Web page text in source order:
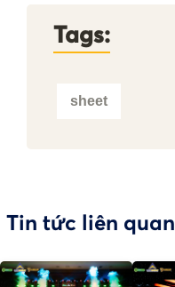
Tags:
sheet
Tin tức liên quan